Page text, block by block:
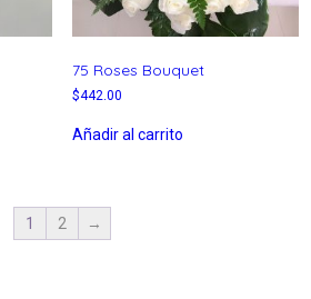
75 Roses Bouquet
$442.00
Añadir al carrito
1 2 →